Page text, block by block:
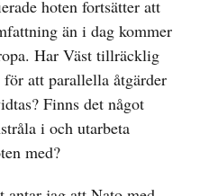
hoten fortsätter att
än i dag kommer
Har Väst tillräcklig
att parallella åtgärder
Finns det något
i och utarbeta
med?